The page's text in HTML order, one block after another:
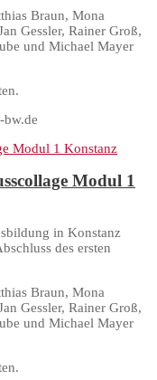
Braun, Mona
Gessler, Rainer Groß,
und Michael Mayer
bw.de
Modul 1
in Konstanz
des ersten
Braun, Mona
Gessler, Rainer Groß,
und Michael Mayer